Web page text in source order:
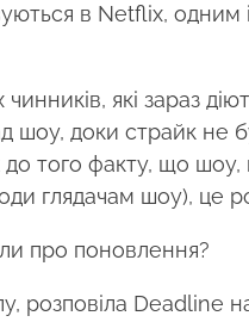
в Netflix, одним
які зараз
шоу, доки страйк не
того факту, що
глядачам шоу), це
про поновлення?
розповіла Deadline